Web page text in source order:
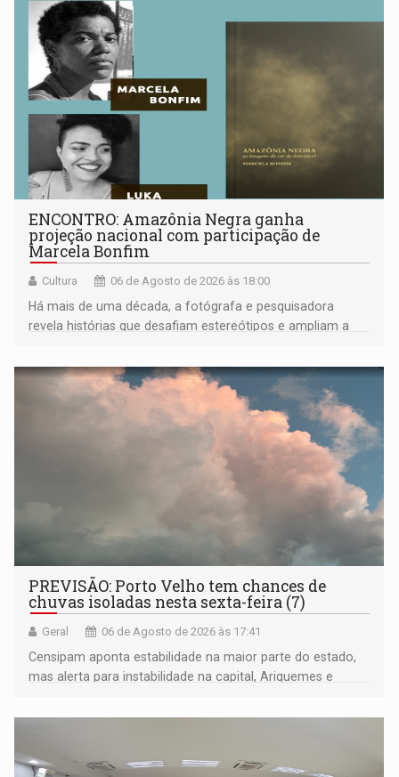
ENCONTRO: Amazônia Negra ganha
projeção nacional com participação de
Marcela Bonfim
Cultura 06 de Agosto de 2026 às 18:00
Há mais de uma década, a fotógrafa e pesquisadora
revela histórias que desafiam estereótipos e ampliam a
negras
PREVISÃO: Porto Velho tem chances de
chuvas isoladas nesta sexta-feira (7)
Geral 06 de Agosto de 2026 às 17:41
Censipam aponta estabilidade na maior parte do estado,
mas alerta para instabilidade na capital, Ariquemes e